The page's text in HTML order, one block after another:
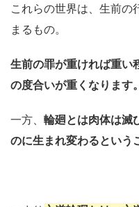
これらの世界は、生前の
まるもの。
生前の罪が重ければ重い
の度合いが重くなります。
一方、 輪廻とは肉体は滅
のに生まれ変わるという